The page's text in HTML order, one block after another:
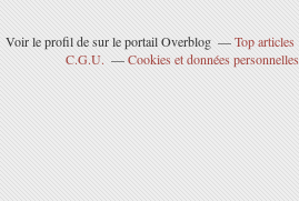
Voir le profil desur le portail Overblog Top articles
C.G.U.
Cookies et données personnelles